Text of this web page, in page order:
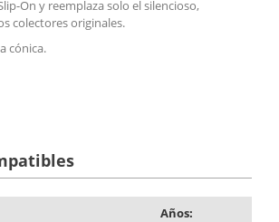
On y reemplaza solo el silencioso,
colectores originales.
cónica.
Años: